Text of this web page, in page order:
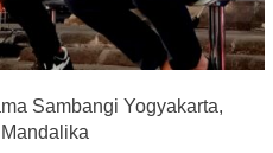
Sambangi Yogyakarta,